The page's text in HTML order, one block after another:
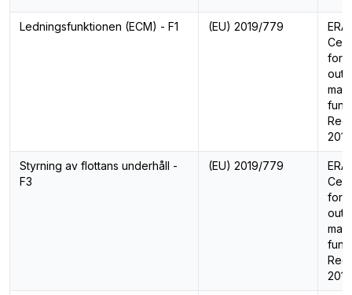
Ledningsfunktionen (ECM) - F1 (EU) 2019/779
ERA
for
Styrning av flottans underhåll -
F3
(EU) 2019/779
ERA
for